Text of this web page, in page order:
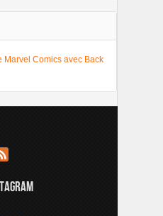
Marvel Comics avec Back